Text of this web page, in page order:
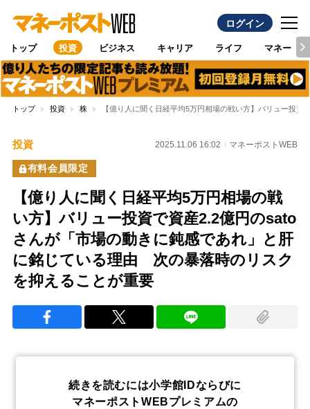
ログイン
トップ 投資 ビジネス キャリア ライフ マネー
トップ 投資 株 【億り人に聞く日経平均5万円相場の戦い方】バリュー投
投資 2025.11.06 16:02 マネーポストWEB
有料会員限定
【億り人に聞く日経平均5万円相場の戦
い方】バリュー投資で資産2.2億円のsato
さんが「市場の動きに鈍感であれ」と肝
に銘じている理由 次の暴落時のリスク
を抑えることが重要
続きを読むには小学館IDならびに
マネーポストWEBプレミアムの